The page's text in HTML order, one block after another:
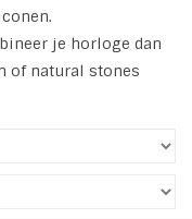
je horloge dan
of natural stones